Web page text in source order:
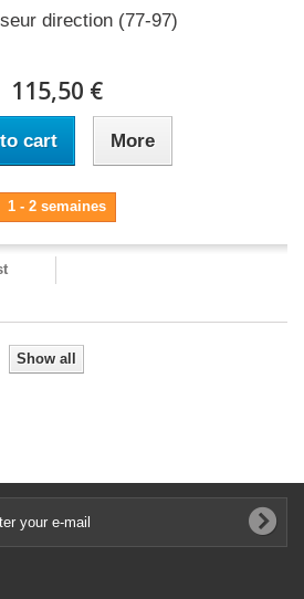
direction (77-97)
115,50 €
cart More
1 - 2 semaines
Show all